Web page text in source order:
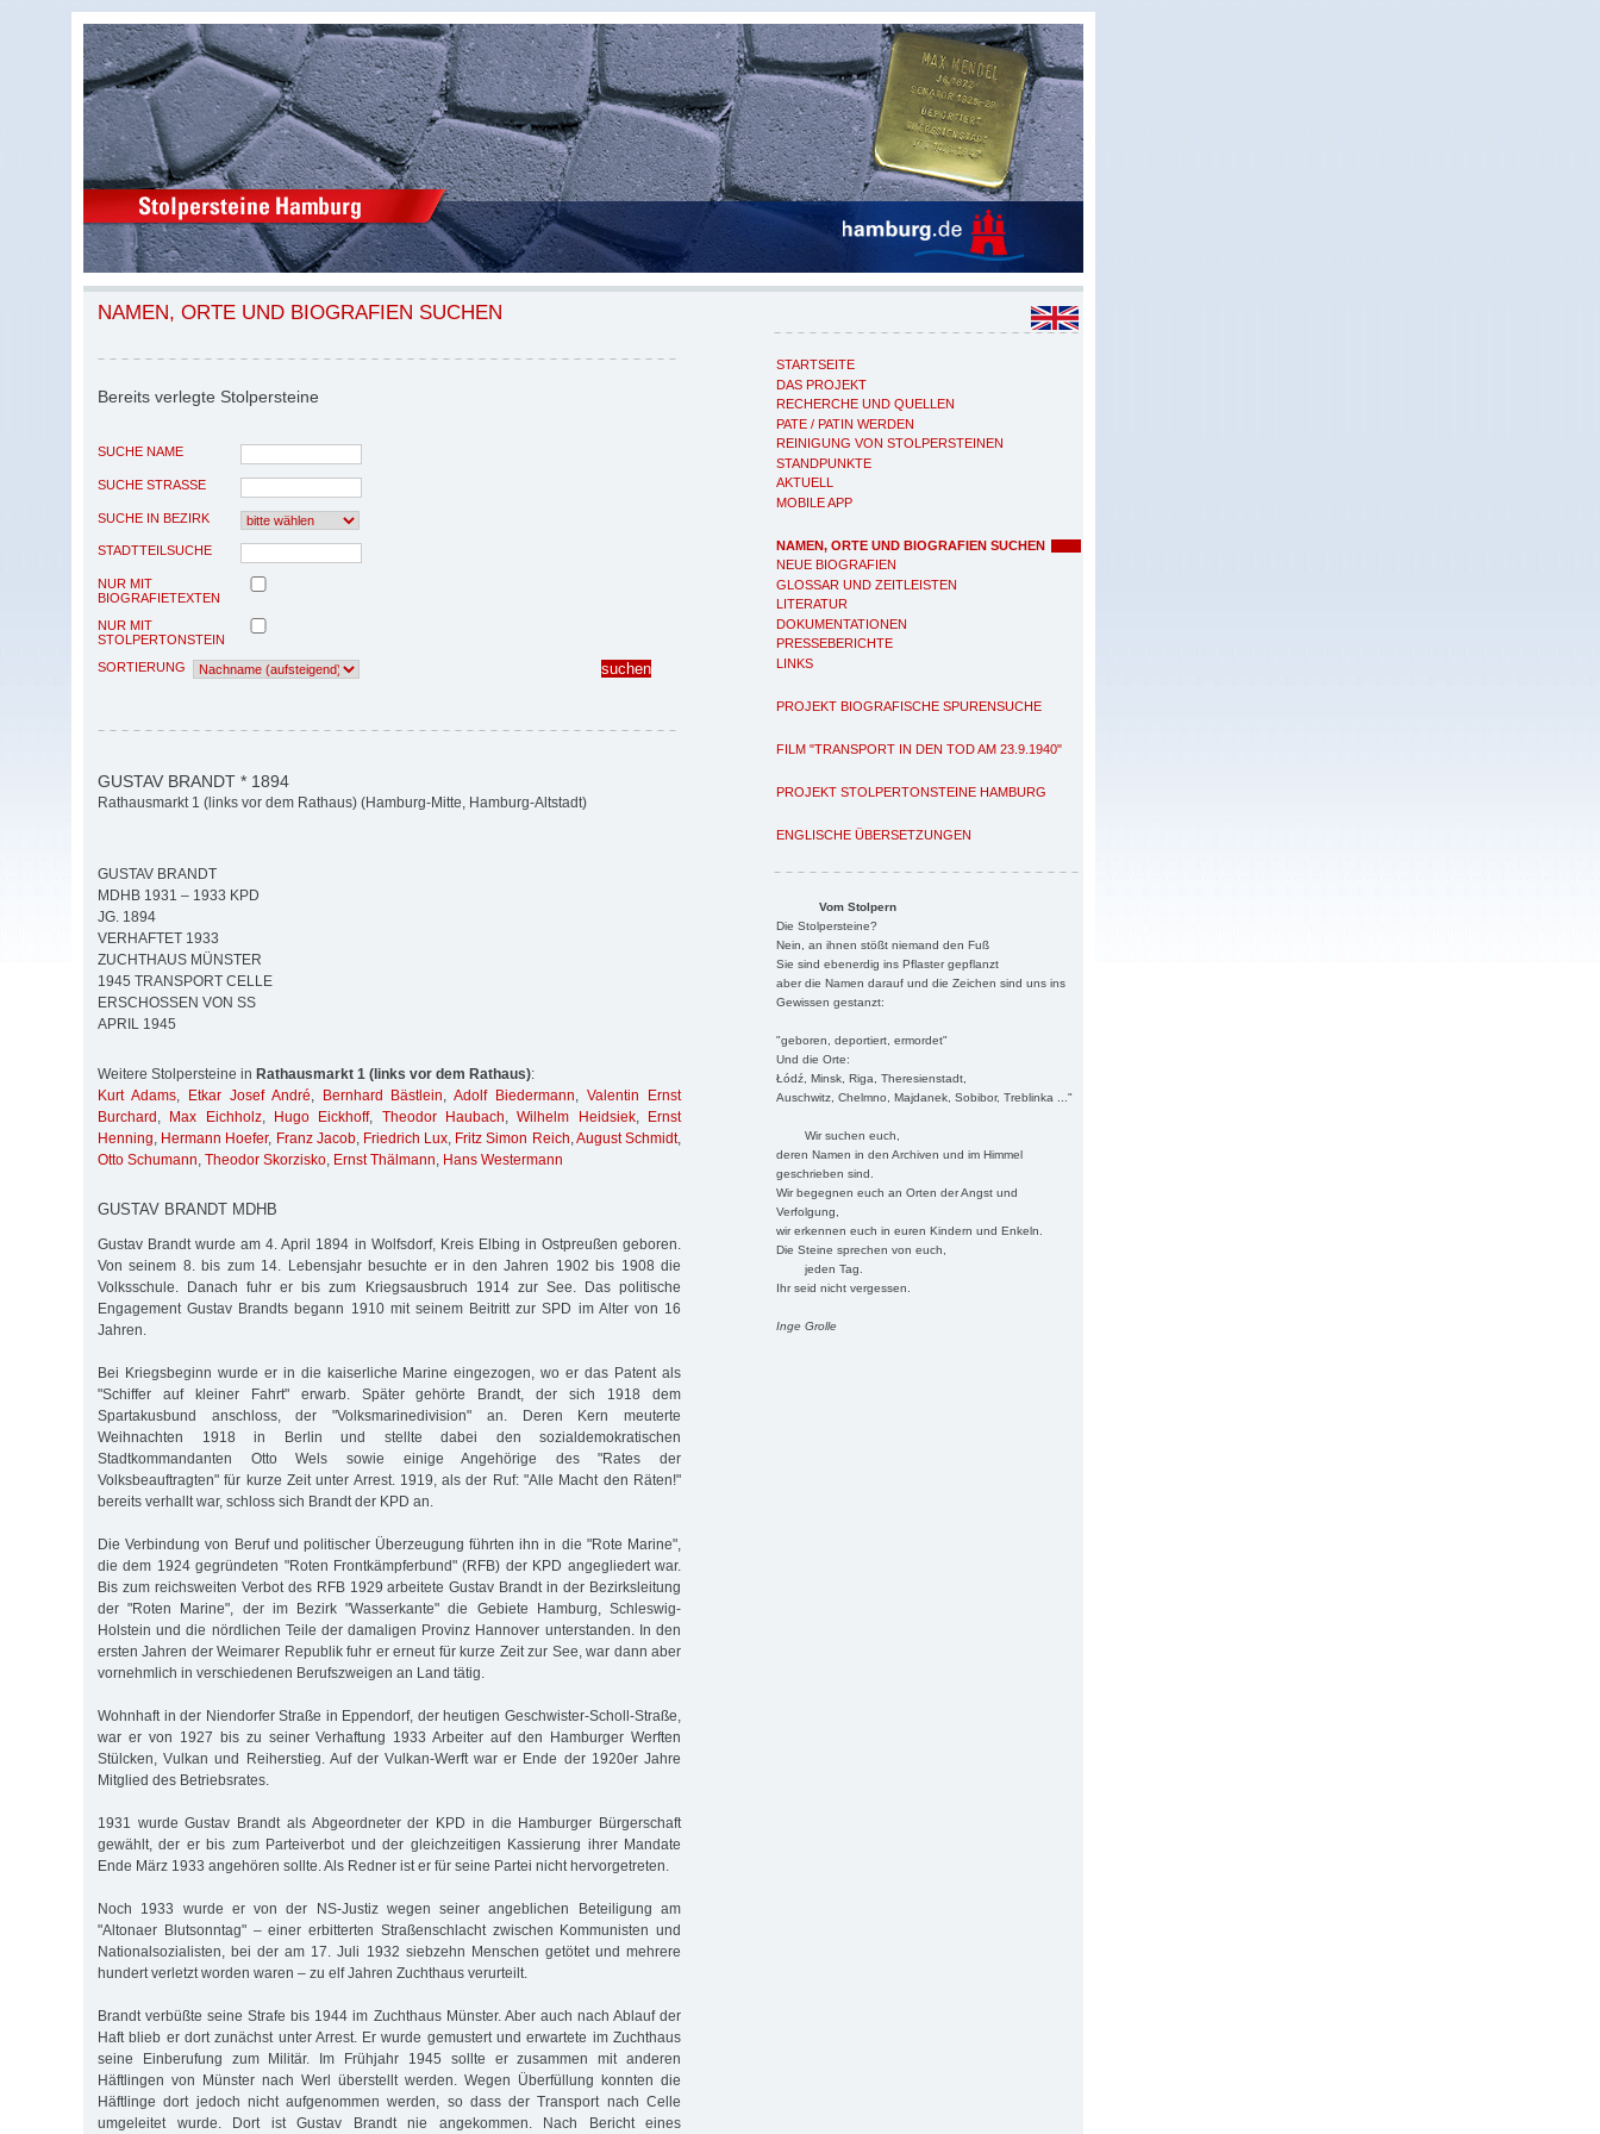
STARTSEITE
DAS PROJEKT
RECHERCHE UND QUELLEN
PATE / PATIN WERDEN
REINIGUNG VON STOLPERSTEINEN
STANDPUNKTE
AKTUELL
MOBILE APP
NAMEN, ORTE UND BIOGRAFIEN SUCHEN
NEUE BIOGRAFIEN
GLOSSAR UND ZEITLEISTEN
LITERATUR
DOKUMENTATIONEN
PRESSEBERICHTE
LINKS
PROJEKT BIOGRAFISCHE SPURENSUCHE
FILM "TRANSPORT IN DEN TOD AM 23.9.1940"
PROJEKT STOLPERTONSTEINE HAMBURG
ENGLISCHE ÜBERSETZUNGEN
Vom Stolpern
Die Stolpersteine?
Nein, an ihnen stößt niemand den Fuß
Sie sind ebenerdig ins Pflaster gepflanzt
aber die Namen darauf und die Zeichen sind uns ins
Gewissen gestanzt:
"geboren, deportiert, ermordet"
Und die Orte:
Łódź, Minsk, Riga, Theresienstadt,
Auschwitz, Chelmno, Majdanek, Sobibor, Treblinka ..."
Wir suchen euch,
deren Namen in den Archiven und im Himmel
geschrieben sind.
Wir begegnen euch an Orten der Angst und
Verfolgung,
wir erkennen euch in euren Kindern und Enkeln.
Die Steine sprechen von euch,
jeden Tag.
Ihr seid nicht vergessen.
Inge Grolle
NAMEN, ORTE UND BIOGRAFIEN SUCHEN
Bereits verlegte Stolpersteine
SUCHE NAME
SUCHE STRASSE
SUCHE IN BEZIRK
STADTTEILSUCHE
NUR MIT
BIOGRAFIETEXTEN
NUR MIT
STOLPERTONSTEIN
SORTIERUNG
GUSTAV BRANDT * 1894
Rathausmarkt 1 (links vor dem Rathaus) (Hamburg-Mitte, Hamburg-Altstadt)
GUSTAV BRANDT
MDHB 1931 – 1933 KPD
JG. 1894
VERHAFTET 1933
ZUCHTHAUS MÜNSTER
1945 TRANSPORT CELLE
ERSCHOSSEN VON SS
APRIL 1945
Weitere Stolpersteine in Rathausmarkt 1 (links vor dem Rathaus):
Kurt Adams, Etkar Josef André, Bernhard Bästlein,Adolf Biedermann,Valentin Ernst
Burchard , Max Eichholz, Hugo Eickhoff, Theodor Haubach,Wilhelm Heidsiek,
Ernst
Henning, Hermann Hoefer, Franz Jacob, Friedrich Lux, Fritz Simon Reich,August Schmidt,
Otto Schumann, Theodor Skorzisko, Ernst Thälmann, Hans Westermann
GUSTAV BRANDT MDHB
Gustav Brandt wurde am 4. April 1894 in Wolfsdorf, Kreis Elbing in Ostpreußen geboren.
Von seinem 8. bis zum 14. Lebensjahr besuchte er in den Jahren 1902 bis 1908 die
Volksschule. Danach fuhr er bis zum Kriegsausbruch 1914 zur See. Das politische
Engagement Gustav Brandts begann 1910 mit seinem Beitritt zur SPD im Alter von 16
Jahren.
Bei Kriegsbeginn wurde er in die kaiserliche Marine eingezogen, wo er das Patent als
"Schiffer auf kleiner Fahrt" erwarb. Später gehörte Brandt, der sich 1918 dem
Spartakusbund anschloss, der "Volksmarinedivision" an. Deren Kern meuterte
Weihnachten 1918 in Berlin und stellte dabei den sozialdemokratischen
Stadtkommandanten Otto Wels sowie einige Angehörige des "Rates der
Volksbeauftragten" für kurze Zeit unter Arrest. 1919, als der Ruf: "Alle Macht den Räten!"
bereits verhallt war, schloss sich Brandt der KPD an.
Die Verbindung von Beruf und politischer Überzeugung führten ihn in die "Rote Marine",
die dem 1924 gegründeten "Roten Frontkämpferbund" (RFB) der KPD angegliedert war.
Bis zum reichsweiten Verbot des RFB 1929 arbeitete Gustav Brandt in der Bezirksleitung
der "Roten Marine", der im Bezirk "Wasserkante" die Gebiete Hamburg, Schleswig-
Holstein und die nördlichen Teile der damaligen Provinz Hannover unterstanden. In den
ersten Jahren der Weimarer Republik fuhr er erneut für kurze Zeit zur See, war dann aber
vornehmlich in verschiedenen Berufszweigen an Land tätig.
Wohnhaft in der Niendorfer Straße in Eppendorf, der heutigen Geschwister-Scholl-Straße,
war er von 1927 bis zu seiner Verhaftung 1933 Arbeiter auf den Hamburger Werften
Stülcken, Vulkan und Reiherstieg. Auf der Vulkan-Werft war er Ende der 1920er Jahre
Mitglied des Betriebsrates.
1931 wurde Gustav Brandt als Abgeordneter der KPD in die Hamburger Bürgerschaft
gewählt, der er bis zum Parteiverbot und der gleichzeitigen Kassierung ihrer Mandate
Ende März 1933 angehören sollte. Als Redner ist er für seine Partei nicht hervorgetreten.
Noch 1933 wurde er von der NS-Justiz wegen seiner angeblichen Beteiligung am
"Altonaer Blutsonntag" – einer erbitterten Straßenschlacht zwischen Kommunisten und
Nationalsozialisten, bei der am 17. Juli 1932 siebzehn Menschen getötet und mehrere
hundert verletzt worden waren – zu elf Jahren Zuchthaus verurteilt.
Brandt verbüßte seine Strafe bis 1944 im Zuchthaus Münster. Aber auch nach Ablauf der
Haft blieb er dort zunächst unter Arrest. Er wurde gemustert und erwartete im Zuchthaus
seine Einberufung zum Militär. Im Frühjahr 1945 sollte er zusammen mit anderen
Häftlingen von Münster nach Werl überstellt werden. Wegen Überfüllung konnten die
Häftlinge dort jedoch nicht aufgenommen werden, so dass der Transport nach Celle
umgeleitet wurde. Dort ist Gustav Brandt nie angekommen. Nach Bericht eines